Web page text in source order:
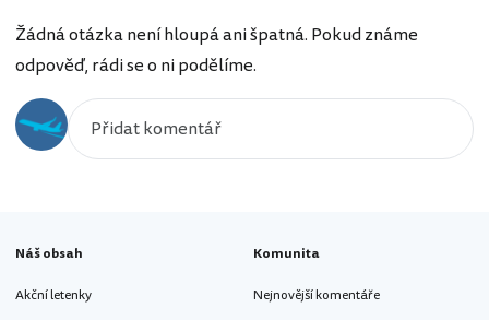
Žádná otázka není hloupá ani špatná. Pokud známe
odpověď, rádi se o ni podělíme.
Náš obsah
Akční letenky
Komunita
Nejnovější komentáře